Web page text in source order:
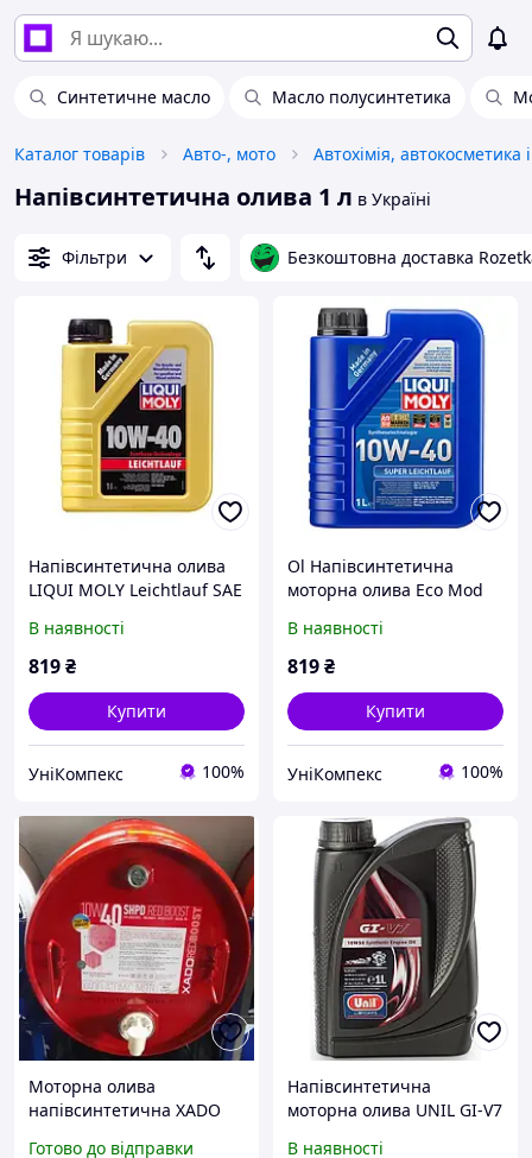
Синтетичне масло Масло полусинтетика
Каталог товарів Авто-, мото
Напівсинтетична олива 1 л в Україні
Фільтри Безкоштовна доставка
Напівсинтетична олива
LIQUI MOLY Leichtlauf SAE
В наявності
819₴
Купити
УніКомпекс 100%
Ol Напівсинтетична
моторна олива Eco Mod
Leichtlauf 10W-40 1л для
бензинових і дизель
В наявності
819₴
Купити
УніКомпекс 100%
Моторна олива
напівсинтетична XADO
Готово до відправки
Напівсинтетична
моторна олива UNIL GI-V7
В наявності